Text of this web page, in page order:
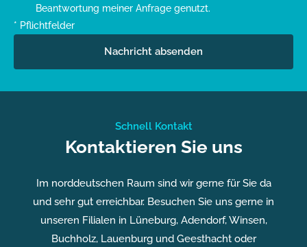
Schnell Kontakt
Kontaktieren Sie uns
Im norddeutschen Raum sind wir gerne für Sie da
und sehr gut erreichbar. Besuchen Sie uns gerne in
unseren Filialen in Lüneburg, Adendorf, Winsen,
Buchholz, Lauenburg und Geesthacht oder
Beantwortung meiner Anfrage genutzt.
* Pflichtfelder
Nachricht absenden